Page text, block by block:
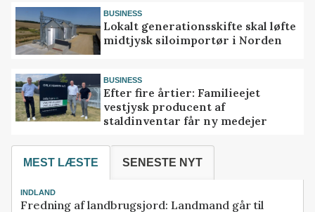
BUSINESS
Lokalt generationsskifte skal løfte
midtjysk siloimportør i Norden
BUSINESS
Efter fire årtier: Familieejet
vestjysk producent af
staldinventar får ny medejer
MEST LÆSTE SENESTE NYT
INDLAND
Fredning af landbrugsjord: Landmand går til